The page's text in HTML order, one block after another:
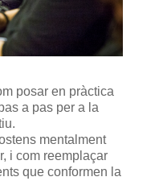
posar en pràctica
a pas per a la
mentalment
i com reemplaçar
que conformen la